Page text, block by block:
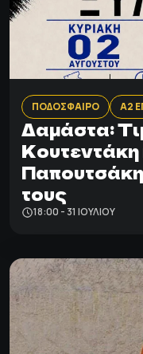
ΠΟΔΟΣΦΑΙΡΟ Α2
Δαμάστα:
Κουτεντάκη
τους
18:00 - 31 ΙΟΥΛΊΟΥ